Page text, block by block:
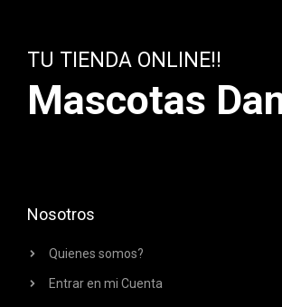
TU TIENDA ONLINE!!
Mascotas
Nosotros
Quienes somos?
Entrar en mi Cuenta